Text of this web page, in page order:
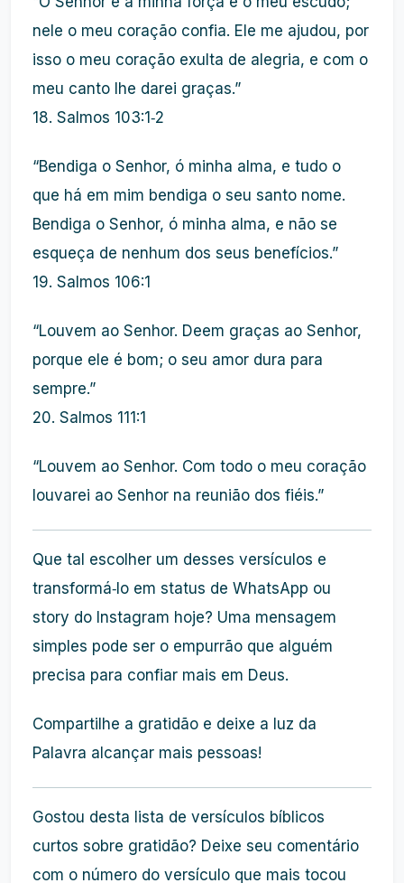
nele o meu coração confia. Ele me ajudou, por
isso o meu coração exulta de alegria, e com o
meu canto lhe darei graças.”
18. Salmos 103:1‑2
“Bendiga o Senhor, ó minha alma, e tudo o
que há em mim bendiga o seu santo nome.
Bendiga o Senhor, ó minha alma, e não se
esqueça de nenhum dos seus benefícios.”
19. Salmos 106:1
“Louvem ao Senhor. Deem graças ao Senhor,
porque ele é bom; o seu amor dura para
sempre.”
20. Salmos 111:1
“Louvem ao Senhor. Com todo o meu coração
louvarei ao Senhor na reunião dos fiéis.”
Que tal escolher um desses versículos e
transformá‑lo em status de WhatsApp ou
story do Instagram hoje? Uma mensagem
simples pode ser o empurrão que alguém
precisa para confiar mais em Deus.
Compartilhe a gratidão e deixe a luz da
Palavra alcançar mais pessoas!
Gostou desta lista de versículos bíblicos
curtos sobre gratidão? Deixe seu comentário
com o número do versículo que mais tocou